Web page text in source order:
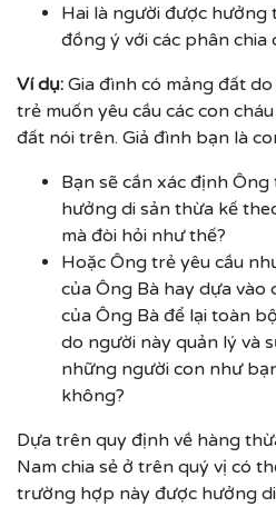
Hai là người được
đồng ý với các phân chia
Ví dụ: Gia đình có mảng đất
trẻ muốn yêu cầu các con
đất nói trên. Giả đình bạn là
Bạn sẽ cần xác định
hưởng di sản thừa kế
mà đòi hỏi như thế?
Hoặc Ông trẻ yêu cầu
của Ông Bà hay dựa vào
của Ông Bà để lại toàn
do người này quản lý và
những người con như
không?
Dựa trên quy định về hàng
Nam chia sẻ ở trên quý vị có
trường hợp này được hưởng